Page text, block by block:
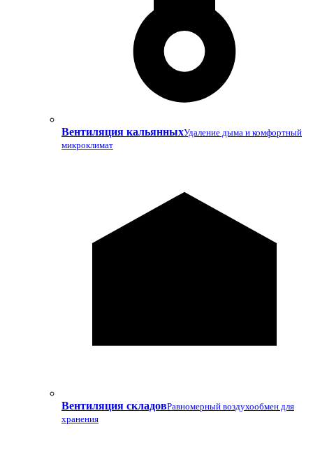
Вентиляция кальянныхУдаление дыма и комфортный
микроклимат
Вентиляция складовРавномерный воздухообмен для
хранения